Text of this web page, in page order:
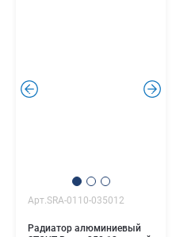
. .
Арт.SRA-0110-035012
Радиатор алюминиевый